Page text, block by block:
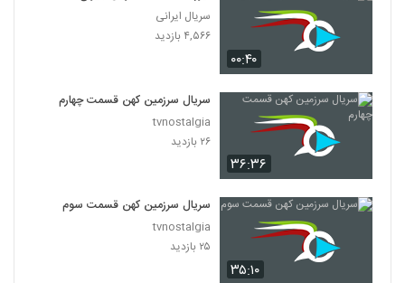
۰۰:۴۰
سریال ایرانی
۴,۵۶۶ بازدید
۳۶:۳۶
سریال سرزمین کهن قسمت چهارم
tvnostalgia
۲۶ بازدید
۳۵:۱۰
سریال سرزمین کهن قسمت سوم
tvnostalgia
۲۵ بازدید